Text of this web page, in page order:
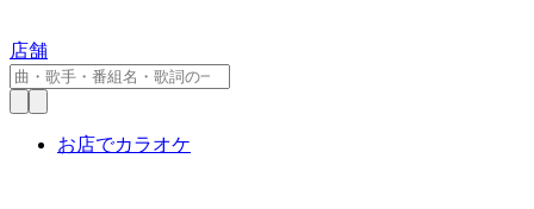
店舗
お店でカラオケ